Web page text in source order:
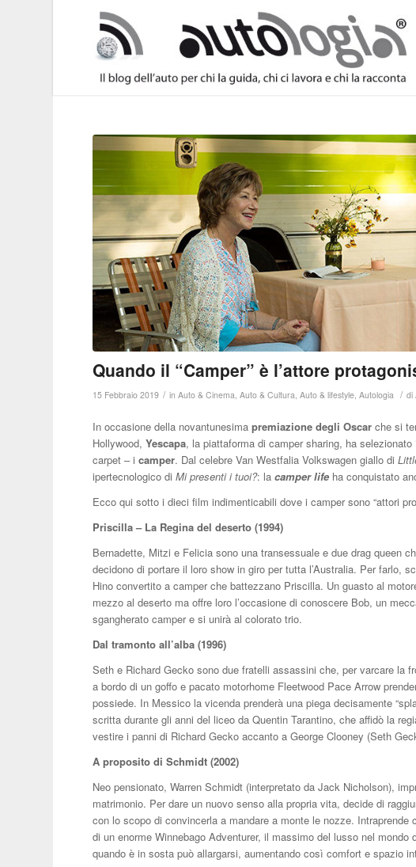
Quando il “Camper” è l’attore
15 Febbraio 2019 / inAuto & Cinema ,Auto & Cultura ,Auto & lifestyle ,Autologia / di
In occasione della novantunesimapremiazione degli Oscar che si
Hollywood,Yescapa, la piattaforma di camper sharing, ha selezionato
carpet – icamper. Dal celebre Van Westfalia Volkswagen giallo di
ipertecnologico diMi presenti i tuoi?: lacamper life ha conquistato
Ecco qui sotto i dieci film indimenticabili dove i camper sono “attori
Priscilla – La Regina del deserto (1994)
Bernadette, Mitzi e Felicia sono una transessuale e due drag queen
decidono di portare il loro show in giro per tutta l’Australia. Per farlo,
Hino convertito a camper che battezzano Priscilla. Un guasto al
mezzo al deserto ma offre loro l’occasione di conoscere Bob, un
sgangherato camper e si unirà al colorato trio.
Dal tramonto all’alba (1996)
Seth e Richard Gecko sono due fratelli assassini che, per varcare la
a bordo di un goffo e pacato motorhome Fleetwood Pace Arrow
possiede. In Messico la vicenda prenderà una piega decisamente
scritta durante gli anni del liceo da Quentin Tarantino, che affidò la
vestire i panni di Richard Gecko accanto a George Clooney (Seth
A proposito di Schmidt (2002)
Neo pensionato, Warren Schmidt (interpretato da Jack Nicholson),
matrimonio. Per dare un nuovo senso alla propria vita, decide di
con lo scopo di convincerla a mandare a monte le nozze.
di un enorme Winnebago Adventurer, il massimo del lusso nel mondo
quando è in sosta può allargarsi, aumentando così comfort e spazio